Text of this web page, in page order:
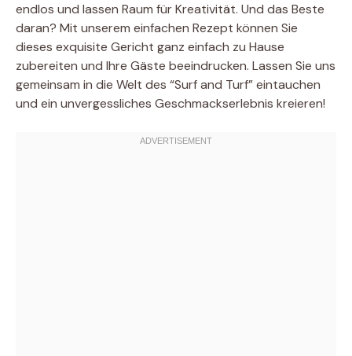
endlos und lassen Raum für Kreativität. Und das Beste
daran? Mit unserem einfachen Rezept können Sie
dieses exquisite Gericht ganz einfach zu Hause
zubereiten und Ihre Gäste beeindrucken. Lassen Sie uns
gemeinsam in die Welt des “Surf and Turf” eintauchen
und ein unvergessliches Geschmackserlebnis kreieren!